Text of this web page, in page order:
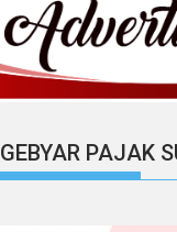
GEBYAR PAJAK